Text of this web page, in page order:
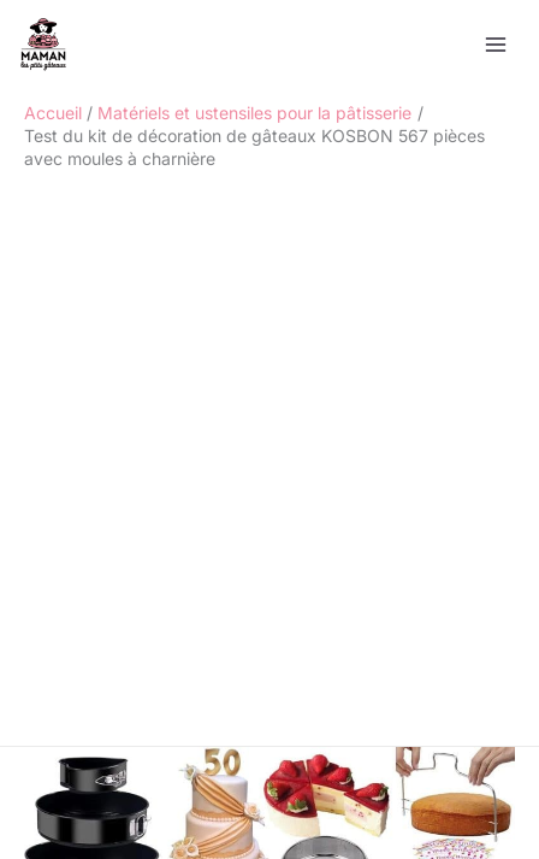
contenu
Accueil
Matériels et ustensiles pour la pâtisserie
Test du kit de décoration de gâteaux KOSBON 567 pièces
avec moules à charnière
Rechercher